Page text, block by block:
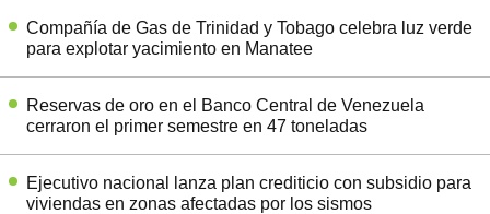
Compañía de Gas de Trinidad y Tobago celebra luz verde
para explotar yacimiento en Manatee
Reservas de oro en el Banco Central de Venezuela
cerraron el primer semestre en 47 toneladas
Ejecutivo nacional lanza plan crediticio con subsidio para
viviendas en zonas afectadas por los sismos